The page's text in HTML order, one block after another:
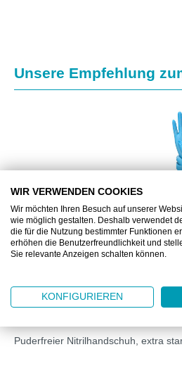
Produktgalerie überspringen
Unsere Empfehlung
DELTASAFE® NITRILE PLUS
Puderfreier Nitrilhandschuh, extra
WIR VERWENDEN COOKIES
Wir möchten Ihren Besuch auf unserer
wie möglich gestalten. Deshalb verwendet
die für die Nutzung bestimmter Funktionen
erhöhen die Benutzerfreundlichkeit und
Sie relevante Anzeigen schalten können.
KONFIGURIEREN